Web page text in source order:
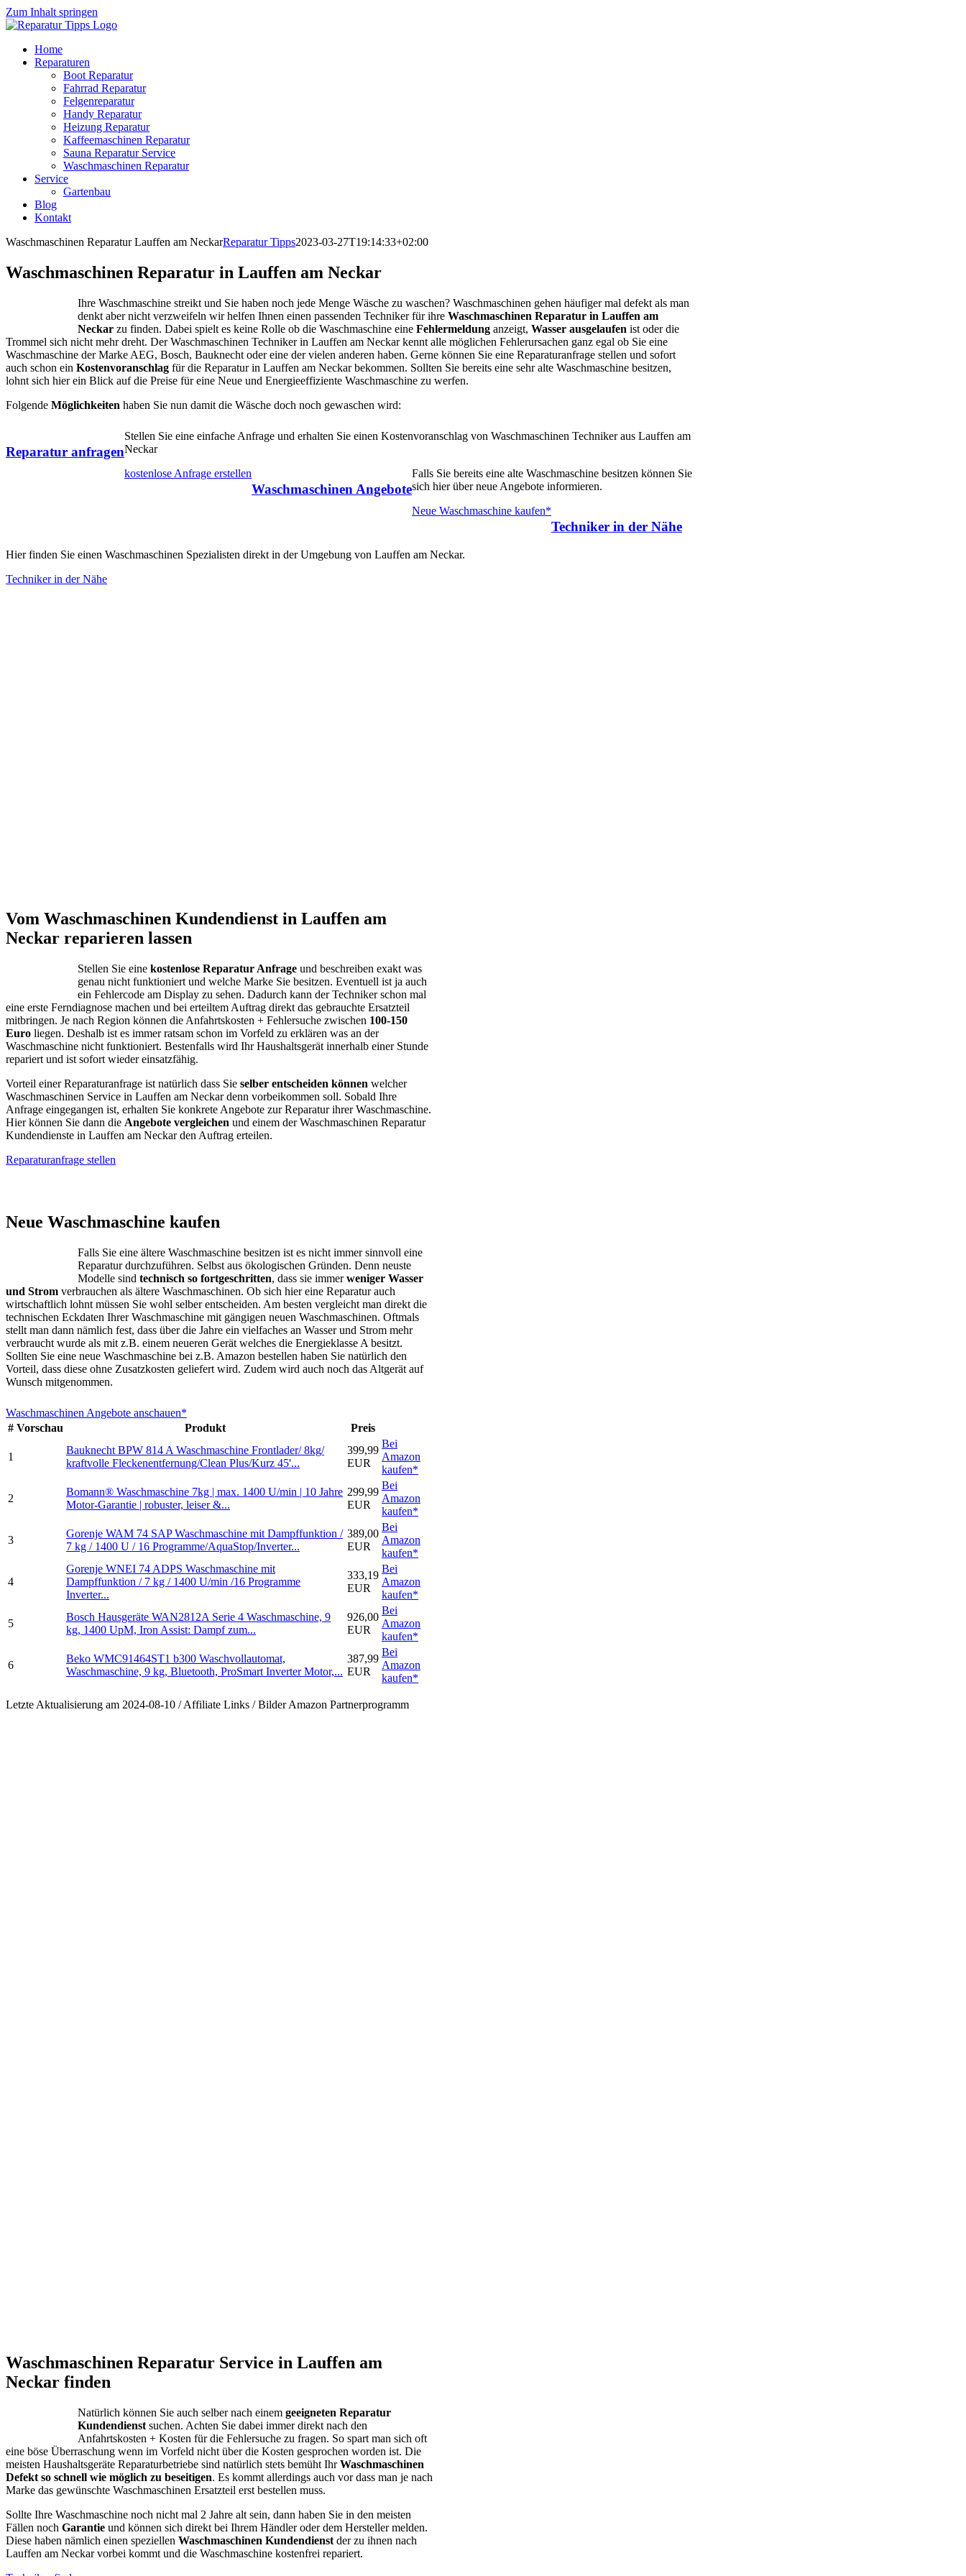
Zum Inhalt springen
Home
Reparaturen
Boot Reparatur
Fahrrad Reparatur
Felgenreparatur
Handy Reparatur
Heizung Reparatur
Kaffeemaschinen Reparatur
Sauna Reparatur Service
Waschmaschinen Reparatur
Service
Gartenbau
Blog
Kontakt
Waschmaschinen Reparatur Lauffen am NeckarReparatur Tipps2023-03-27T19:14:33+02:00
Waschmaschinen Reparatur in Lauffen am Neckar
Ihre Waschmaschine streikt und Sie haben noch jede Menge Wäsche zu waschen? Waschmaschinen gehen häufiger mal defekt als man
denkt aber nicht verzweifeln wir helfen Ihnen einen passenden Techniker für ihre Waschmaschinen Reparatur in Lauffen am
Neckar zu finden. Dabei spielt es keine Rolle ob die Waschmaschine eine Fehlermeldung anzeigt, Wasser ausgelaufen ist oder die
Trommel sich nicht mehr dreht. Der Waschmaschinen Techniker in Lauffen am Neckar kennt alle möglichen Fehlerursachen ganz egal ob Sie eine
Waschmaschine der Marke AEG, Bosch, Bauknecht oder eine der vielen anderen haben. Gerne können Sie eine Reparaturanfrage stellen und sofort
auch schon ein Kostenvoranschlag für die Reparatur in Lauffen am Neckar bekommen. Sollten Sie bereits eine sehr alte Waschmaschine besitzen,
lohnt sich hier ein Blick auf die Preise für eine Neue und Energieeffiziente Waschmaschine zu werfen.
Folgende Möglichkeiten haben Sie nun damit die Wäsche doch noch gewaschen wird:
Reparatur anfragen
Stellen Sie eine einfache Anfrage und erhalten Sie einen Kostenvoranschlag von Waschmaschinen Techniker aus Lauffen am
Neckar
kostenlose Anfrage erstellen
Waschmaschinen Angebote
Falls Sie bereits eine alte Waschmaschine besitzen können Sie
sich hier über neue Angebote informieren.
Neue Waschmaschine kaufen*
Techniker in der Nähe
Hier finden Sie einen Waschmaschinen Spezialisten direkt in der Umgebung von Lauffen am Neckar.
Techniker in der Nähe
Vom Waschmaschinen Kundendienst in Lauffen am
Neckar reparieren lassen
Stellen Sie eine kostenlose Reparatur Anfrage und beschreiben exakt was
genau nicht funktioniert und welche Marke Sie besitzen. Eventuell ist ja auch
ein Fehlercode am Display zu sehen. Dadurch kann der Techniker schon mal
eine erste Ferndiagnose machen und bei erteiltem Auftrag direkt das gebrauchte Ersatzteil
mitbringen. Je nach Region können die Anfahrtskosten + Fehlersuche zwischen 100-150
Euro liegen. Deshalb ist es immer ratsam schon im Vorfeld zu erklären was an der
Waschmaschine nicht funktioniert. Bestenfalls wird Ihr Haushaltsgerät innerhalb einer Stunde
repariert und ist sofort wieder einsatzfähig.
Vorteil einer Reparaturanfrage ist natürlich dass Sie selber entscheiden können welcher
Waschmaschinen Service in Lauffen am Neckar denn vorbeikommen soll. Sobald Ihre
Anfrage eingegangen ist, erhalten Sie konkrete Angebote zur Reparatur ihrer Waschmaschine.
Hier können Sie dann die Angebote vergleichen und einem der Waschmaschinen Reparatur
Kundendienste in Lauffen am Neckar den Auftrag erteilen.
Reparaturanfrage stellen
Neue Waschmaschine kaufen
Falls Sie eine ältere Waschmaschine besitzen ist es nicht immer sinnvoll eine
Reparatur durchzuführen. Selbst aus ökologischen Gründen. Denn neuste
Modelle sind technisch so fortgeschritten, dass sie immerweniger Wasser
und Strom verbrauchen als ältere Waschmaschinen. Ob sich hier eine Reparatur auch
wirtschaftlich lohnt müssen Sie wohl selber entscheiden. Am besten vergleicht man direkt die
technischen Eckdaten Ihrer Waschmaschine mit gängigen neuen Waschmaschinen. Oftmals
stellt man dann nämlich fest, dass über die Jahre ein vielfaches an Wasser und Strom mehr
verbraucht wurde als mit z.B. einem neueren Gerät welches die Energieklasse A besitzt.
Sollten Sie eine neue Waschmaschine bei z.B. Amazon bestellen haben Sie natürlich den
Vorteil, dass diese ohne Zusatzkosten geliefert wird. Zudem wird auch noch das Altgerät auf
Wunsch mitgenommen.
Waschmaschinen Angebote anschauen*
# Vorschau Produkt Preis
1
Bauknecht BPW 814 A Waschmaschine Frontlader/ 8kg/
kraftvolle Fleckenentfernung/Clean Plus/Kurz 45'...
399,99
EUR
Bei
Amazon
kaufen*
2
Bomann® Waschmaschine 7kg | max. 1400 U/min | 10 Jahre
Motor-Garantie | robuster, leiser &...
299,99
EUR
Bei
Amazon
kaufen*
3
Gorenje WAM 74 SAP Waschmaschine mit Dampffunktion /
7 kg / 1400 U / 16 Programme/AquaStop/Inverter...
389,00
EUR
Bei
Amazon
kaufen*
4
Gorenje WNEI 74 ADPS Waschmaschine mit
Dampffunktion / 7 kg / 1400 U/min /16 Programme
Inverter...
333,19
EUR
Bei
Amazon
kaufen*
5
Bosch Hausgeräte WAN2812A Serie 4 Waschmaschine, 9
kg, 1400 UpM, Iron Assist: Dampf zum...
926,00
EUR
Bei
Amazon
kaufen*
6
Beko WMC91464ST1 b300 Waschvollautomat,
Waschmaschine, 9 kg, Bluetooth, ProSmart Inverter Motor,...
387,99
EUR
Bei
Amazon
kaufen*
Letzte Aktualisierung am 2024-08-10 / Affiliate Links / Bilder Amazon Partnerprogramm
Waschmaschinen Reparatur Service in Lauffen am
Neckar finden
Natürlich können Sie auch selber nach einem geeigneten Reparatur
Kundendienst suchen. Achten Sie dabei immer direkt nach den
Anfahrtskosten + Kosten für die Fehlersuche zu fragen. So spart man sich oft
eine böse Überraschung wenn im Vorfeld nicht über die Kosten gesprochen worden ist. Die
meisten Haushaltsgeräte Reparaturbetriebe sind natürlich stets bemüht IhrWaschmaschinen
Defekt so schnell wie möglich zu beseitigen. Es kommt allerdings auch vor dass man je nach
Marke das gewünschte Waschmaschinen Ersatzteil erst bestellen muss.
Sollte Ihre Waschmaschine noch nicht mal 2 Jahre alt sein, dann haben Sie in den meisten
Fällen noch Garantie und können sich direkt bei Ihrem Händler oder dem Hersteller melden.
Diese haben nämlich einen speziellen Waschmaschinen Kundendienst der zu ihnen nach
Lauffen am Neckar vorbei kommt und die Waschmaschine kostenfrei repariert.